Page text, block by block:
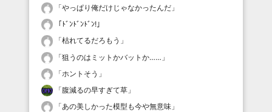
「やっぱり俺だけじゃなかったんだ 」
「 ﾄﾞﾝﾄﾞﾝﾄﾞﾝ! 」
「枯れてるだろもう 」
「狙うのはミットかバットか…… 」
「ホントそう 」
「腹減るの早すぎて草 」
「あの美しかった模型も今や無意味 」